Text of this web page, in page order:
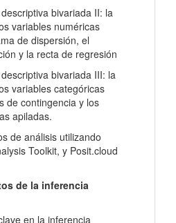
bivariada II: la
variables numéricas
de dispersión, el
y la recta de regresión
bivariada III: la
variables categóricas
de contingencia y los
apiladas.
de análisis utilizando
Toolkit, y Posit.cloud
de la inferencia
en la inferencia